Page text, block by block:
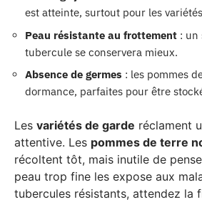
est atteinte, surtout pour les
Peau résistante au frottement : un
tubercule se conservera mieux.
Absence de germes : les pommes
dormance, parfaites pour être
Les variétés de garde réclament
attentive. Les pommes de terre
récoltent tôt, mais inutile de
peau trop fine les expose aux
tubercules résistants, attendez la